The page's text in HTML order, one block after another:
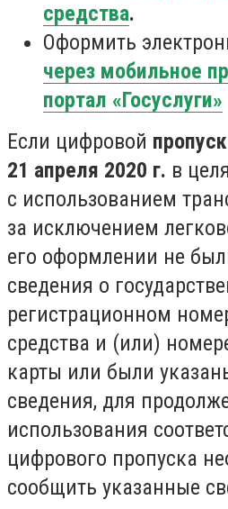
средства.
Оформить
через мобильное
портал «Госуслуги»
Если цифровой
21 апреля 2020 г. в
с использованием
за исключением
его оформлении не
сведения о
регистрационном
средства и (или)
карты или были
сведения, для
использования
цифрового пропуска
сообщить указанные